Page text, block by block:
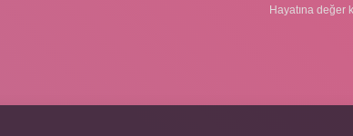
Hayatına değer